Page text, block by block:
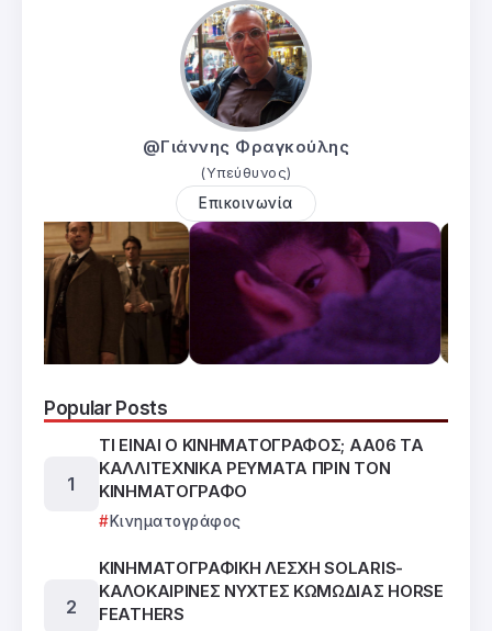
@Γιάννης Φραγκούλης
(Υπεύθυνος)
Επικοινωνία
Popular Posts
ΤΙ ΕΙΝΑΙ Ο ΚΙΝΗΜΑΤΟΓΡΑΦΟΣ; ΑΑ06 ΤΑ
ΚΑΛΛΙΤΕΧΝΙΚΑ ΡΕΥΜΑΤΑ ΠΡΙΝ ΤΟΝ
ΚΙΝΗΜΑΤΟΓΡΑΦΟ
Κινηματογράφος
ΚΙΝΗΜΑΤΟΓΡΑΦΙΚΗ ΛΕΣΧΗ SOLARIS-
ΚΑΛΟΚΑΙΡΙΝΕΣ ΝΥΧΤΕΣ ΚΩΜΩΔΙΑΣ HORSE
FEATHERS